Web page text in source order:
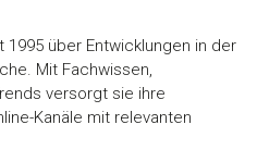
über Entwicklungen in der
Mit Fachwissen,
versorgt sie ihre
Kanäle mit relevanten